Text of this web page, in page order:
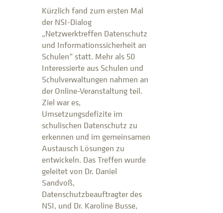
Kürzlich fand zum ersten Mal
der NSI-Dialog
„Netzwerktreffen Datenschutz
und Informationssicherheit an
Schulen“ statt. Mehr als 50
Interessierte aus Schulen und
Schulverwaltungen nahmen an
der Online-Veranstaltung teil.
Ziel war es,
Umsetzungsdefizite im
schulischen Datenschutz zu
erkennen und im gemeinsamen
Austausch Lösungen zu
entwickeln. Das Treffen wurde
geleitet von Dr. Daniel
Sandvoß,
Datenschutzbeauftragter des
NSI, und Dr. Karoline Busse,